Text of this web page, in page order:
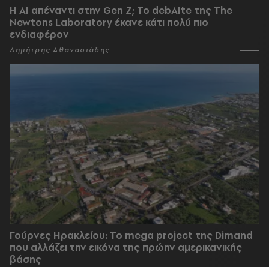
Η AI απέναντι στην Gen Z; Το debAIte της The
Newtons Laboratory έκανε κάτι πολύ πιο
ενδιαφέρον
Δημήτρης Αθανασιάδης
Γούρνες Ηρακλείου: To mega project της Dimand
που αλλάζει την εικόνα της πρώην αμερικανικής
βάσης